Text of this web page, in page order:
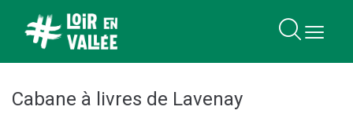
principal
Cabane à livres de Lavenay